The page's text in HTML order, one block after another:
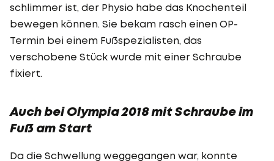
schlimmer ist, der Physio habe das Knochenteil
bewegen können. Sie bekam rasch einen OP-
Termin bei einem Fußspezialisten, das
verschobene Stück wurde mit einer Schraube
fixiert.
Auch bei Olympia 2018 mit Schraube im
Fuß am Start
Da die Schwellung weggegangen war, konnte